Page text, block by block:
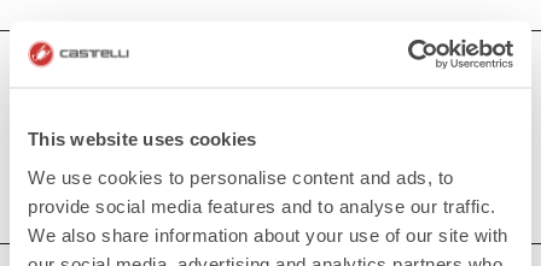
This website uses cookies
We use cookies to personalise content and ads, to
provide social media features and to analyse our traffic.
We also share information about your use of our site with
Préparez vos enfants pour leur prochaine balade à vélo
avec nos vêtements de vélo pour enfants!